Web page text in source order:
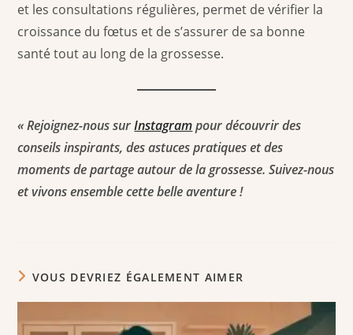
et les consultations régulières, permet de vérifier la
croissance du fœtus et de s’assurer de sa bonne
santé tout au long de la grossesse.
« Rejoignez-nous surInstagrampour découvrir des
conseils inspirants, des astuces pratiques et des
moments de partage autour de la grossesse. Suivez-nous
et vivons ensemble cette belle aventure !
VOUS DEVRIEZ ÉGALEMENT AIMER